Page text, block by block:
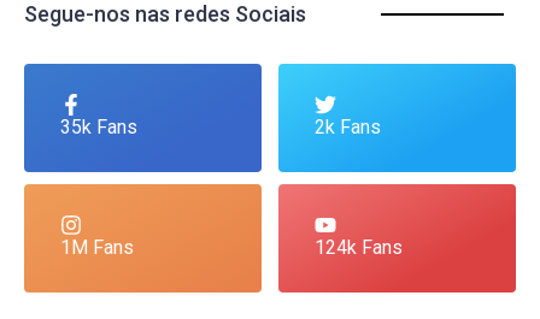
Segue-nos nas redes Sociais
35k Fans 2k Fans
1M Fans 124k Fans